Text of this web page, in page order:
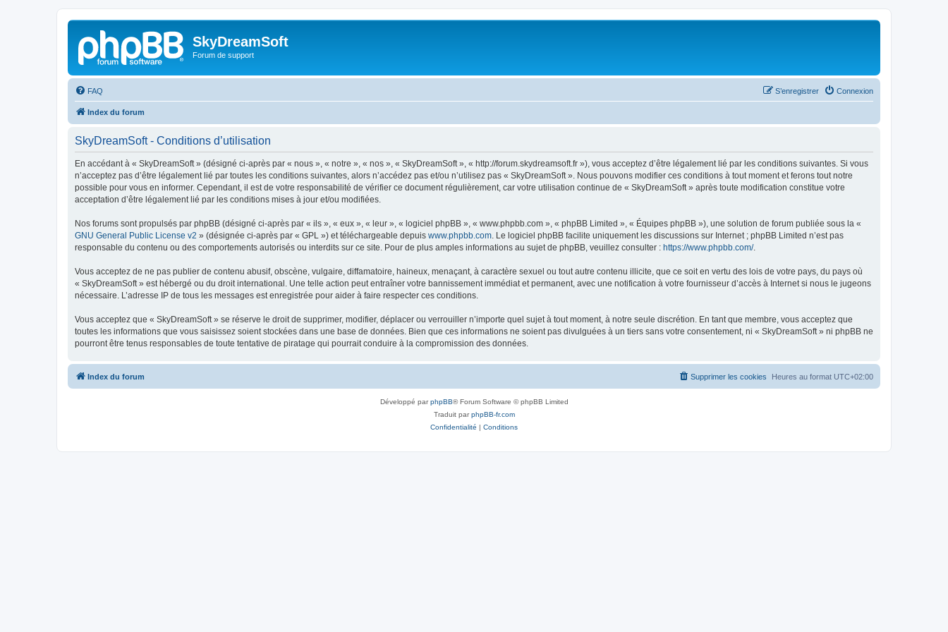
SkyDreamSoft
Forum de support
FAQ Connexion
S’enregistrer
Index du forum
SkyDreamSoft - Conditions d’utilisation
En accédant à « SkyDreamSoft » (désigné ci-après par « nous », « notre », « nos », « SkyDreamSoft », « http://forum.skydreamsoft.fr »), vous acceptez d’être légalement lié par les conditions suivantes. Si vous
n’acceptez pas d’être légalement lié par toutes les conditions suivantes, alors n’accédez pas et/ou n’utilisez pas « SkyDreamSoft ». Nous pouvons modifier ces conditions à tout moment et ferons tout notre
possible pour vous en informer. Cependant, il est de votre responsabilité de vérifier ce document régulièrement, car votre utilisation continue de « SkyDreamSoft » après toute modification constitue votre
acceptation d’être légalement lié par les conditions mises à jour et/ou modifiées.
Nos forums sont propulsés par phpBB (désigné ci-après par « ils », « eux », « leur », « logiciel phpBB », « www.phpbb.com », « phpBB Limited », « Équipes phpBB »), une solution de forum publiée sous la «
GNU General Public License v2 » (désignée ci-après par « GPL ») et téléchargeable depuis www.phpbb.com . Le logiciel phpBB facilite uniquement les discussions sur Internet ; phpBB Limited n’est pas
responsable du contenu ou des comportements autorisés ou interdits sur ce site. Pour de plus amples informations au sujet de phpBB, veuillez consulter : https://www.phpbb.com/.
Vous acceptez de ne pas publier de contenu abusif, obscène, vulgaire, diffamatoire, haineux, menaçant, à caractère sexuel ou tout autre contenu illicite, que ce soit en vertu des lois de votre pays, du pays où
« SkyDreamSoft » est hébergé ou du droit international. Une telle action peut entraîner votre bannissement immédiat et permanent, avec une notification à votre fournisseur d’accès à Internet si nous le jugeons
nécessaire. L’adresse IP de tous les messages est enregistrée pour aider à faire respecter ces conditions.
Vous acceptez que « SkyDreamSoft » se réserve le droit de supprimer, modifier, déplacer ou verrouiller n’importe quel sujet à tout moment, à notre seule discrétion. En tant que membre, vous acceptez que
toutes les informations que vous saisissez soient stockées dans une base de données. Bien que ces informations ne soient pas divulguées à un tiers sans votre consentement, ni « SkyDreamSoft » ni phpBB ne
pourront être tenus responsables de toute tentative de piratage qui pourrait conduire à la compromission des données.
Index du forum Heures au format UTC+02:00
Supprimer les cookies
Développé parphpBB® Forum Software © phpBB Limited
Traduit parphpBB-fr.com
Confidentialité | Conditions